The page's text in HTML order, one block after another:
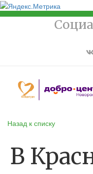
Назад к списку
В